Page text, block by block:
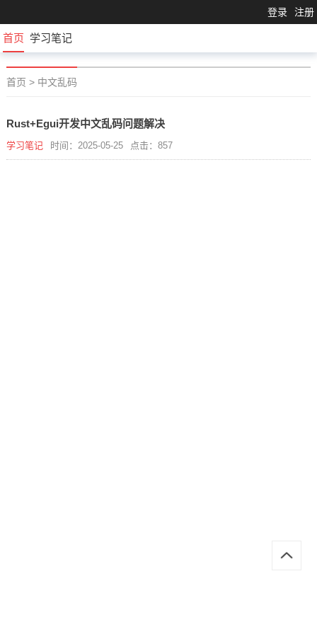
登录 注册
首页 学习笔记
首页 > 中文乱码
Rust+Egui开发中文乱码问题解决
学习笔记 时间：2025-05-25 点击：857